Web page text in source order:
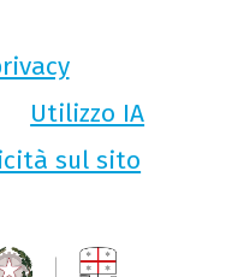
Utilizzo IA
sul sito